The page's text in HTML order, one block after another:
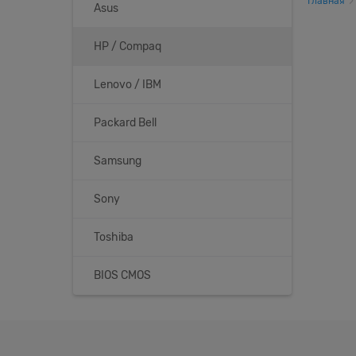
Asus
HP / Compaq
Lenovo / IBM
Packard Bell
Samsung
Sony
Toshiba
BIOS CMOS